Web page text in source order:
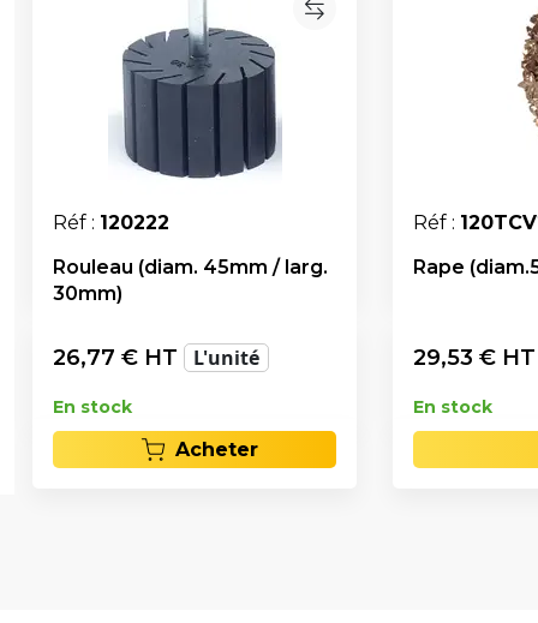
Réf : 120222
Rouleau (diam. 45mm / larg.
30mm)
26,77 € HT L'unité
En stock
Acheter
Réf :
Rape
29,53 €
En stock